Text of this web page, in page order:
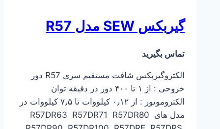
گیربکس SEW مدل R57
تماس بگیرید
الکتروگیربکس شافت مستقیم سری R57 دور
خروجی : از ۱ تا ۴۰۰ دور در دقیقه توان
الکتروموتور : از ۰٫۱۲ کیلووات تا ۷٫۵ کیلووات در
مدل های R57DR63 R57DR71 R57DR80